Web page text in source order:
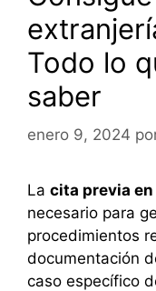
Todo lo
saber
enero 9, 2024
La cita previa
necesario para
procedimientos
documentación
caso específico